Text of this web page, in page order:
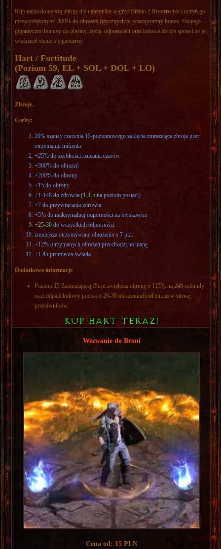
Kup najdoskonalszą zbroję dla najemnika w grze Diablo 2 Resurrected i uczyń go
niezwyciężonym! 300% do obrażeń fizycznych to przeogromny bonus. Do tego
gigantyczne bonusy do obrony, życia, odporności oraz lodowa zbroja sprawi że jej
właściciel stanie się pancerny.
Hart / Fortitude
(Poziom 59, EL + SOL + DOL + LO)
Zbroje.
Cechy:
20% szansy rzucenia 15-poziomowego zaklęcia zmrażająca zbroja przy
otrzymaniu trafienia
+25% do szybkości rzucania czarów
+300% do obrażeń
+200% do obrony
+15 do obrony
+1-148 do zdrowia (1-1.5na poziom postaci)
+7 do przywracania zdrowia
+5% do maksymalnej odporności na błyskawice
+25-30do wszystkich odporności
zmniejsza otrzymywane obrażenia o 7 pkt.
+12% otrzymanych obrażeń przechodzi na manę
+1 do promienia światła
Dodatkowe informacje
Poziom 15 Zamrażającej Zbroi zwiększa obronę o 115% na 248 sekundy
oraz odpala lodowy pocisk o 28-38 obrażeniach od zimna w stronę
przeciwników.
KUP HART TERAZ!
Wezwanie do Broni
Cena od:15 PLN